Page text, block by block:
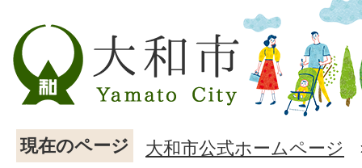
現在のページ 大和市公式ホームページ